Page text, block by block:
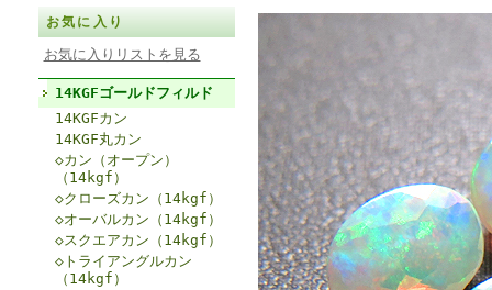
お気に入り
お気に入りリストを見る
14KGFゴールドフィルド
14KGFカン
14KGF丸カン
◇カン（オープン）
（14kgf）
◇クローズカン（14kgf）
◇オーバルカン（14kgf）
◇スクエアカン（14kgf）
◇トライアングルカン
（14kgf）